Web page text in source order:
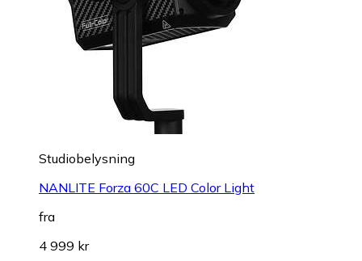
Studiobelysning
NANLITE Forza 60C LED Color Light
fra
4 999 kr